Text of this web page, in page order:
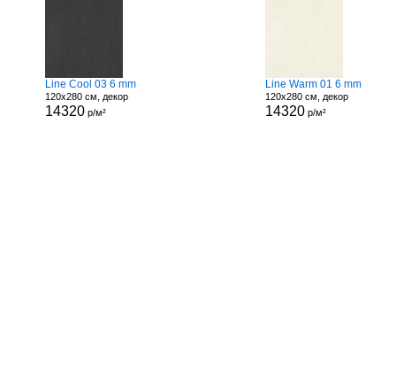
Line Cool 03 6 mm
120x280 см, декор
14320 р/м²
Line Warm 01 6 mm
120x280 см, декор
14320 р/м²